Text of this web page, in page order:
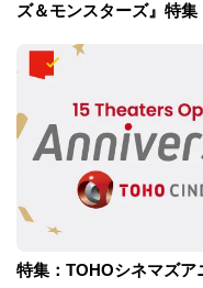
ズ＆モンスターズ』特集
特集：TOHOシネマズア